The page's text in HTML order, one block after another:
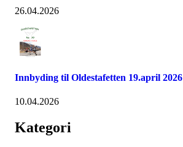
26.04.2026
Innbyding til Oldestafetten 19.april 2026
10.04.2026
Kategori